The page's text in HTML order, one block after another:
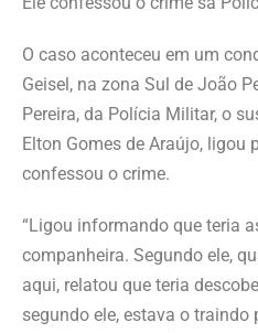
O caso aconteceu em um
Geisel, na zona Sul de João
Pereira, da Polícia Militar, o
Elton Gomes de Araújo, ligou
confessou o crime.
“Ligou informando que teria
companheira. Segundo ele,
aqui, relatou que teria
segundo ele, estava o traindo